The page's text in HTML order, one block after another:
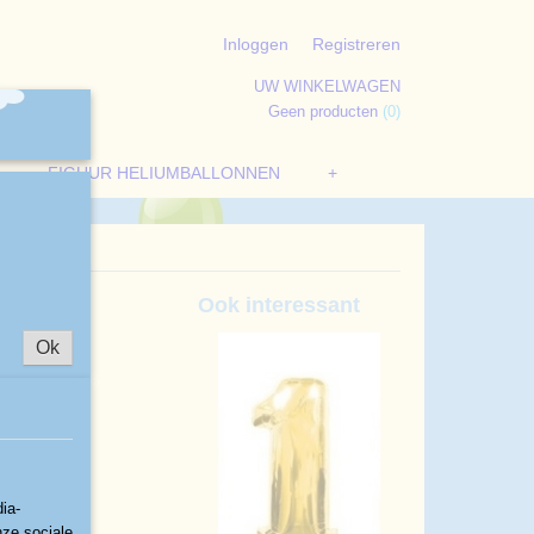
Inloggen Registreren
UW WINKELWAGEN
Geen producten (0)
FIGUUR HELIUMBALLONNEN +
Ook interessant
Ok